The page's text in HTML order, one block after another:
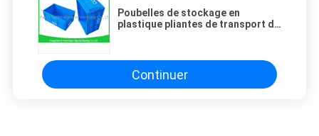
Poubelles de stockage en
plastique pliantes de transport du
Continuer